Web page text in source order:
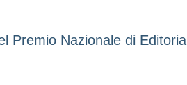
Premio Nazionale di Editoria